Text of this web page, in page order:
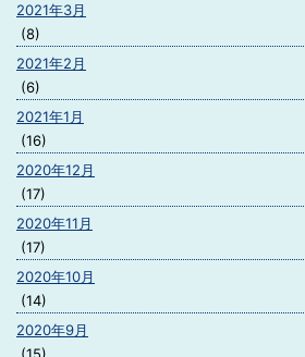
2021年3月
(8)
2021年2月
(6)
2021年1月
(16)
2020年12月
(17)
2020年11月
(17)
2020年10月
(14)
2020年9月